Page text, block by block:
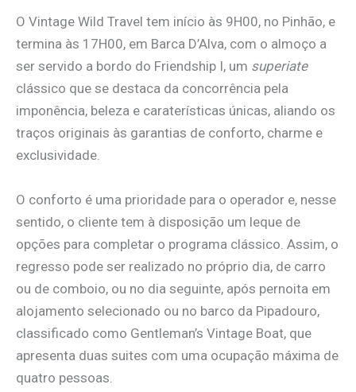
O Vintage Wild Travel tem início às 9H00, no Pinhão, e
termina às 17H00, em Barca D’Alva, com o almoço a
ser servido a bordo do Friendship I, um superiate
clássico que se destaca da concorrência pela
imponência, beleza e caraterísticas únicas, aliando os
traços originais às garantias de conforto, charme e
exclusividade.
O conforto é uma prioridade para o operador e, nesse
sentido, o cliente tem à disposição um leque de
opções para completar o programa clássico. Assim, o
regresso pode ser realizado no próprio dia, de carro
ou de comboio, ou no dia seguinte, após pernoita em
alojamento selecionado ou no barco da Pipadouro,
classificado como Gentleman’s Vintage Boat, que
apresenta duas suites com uma ocupação máxima de
quatro pessoas.